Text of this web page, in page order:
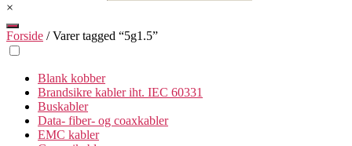
×
Forside / Varer tagged “5g1.5”
Blank kobber
Brandsikre kabler iht. IEC 60331
Buskabler
Data- fiber- og coaxkabler
EMC kabler